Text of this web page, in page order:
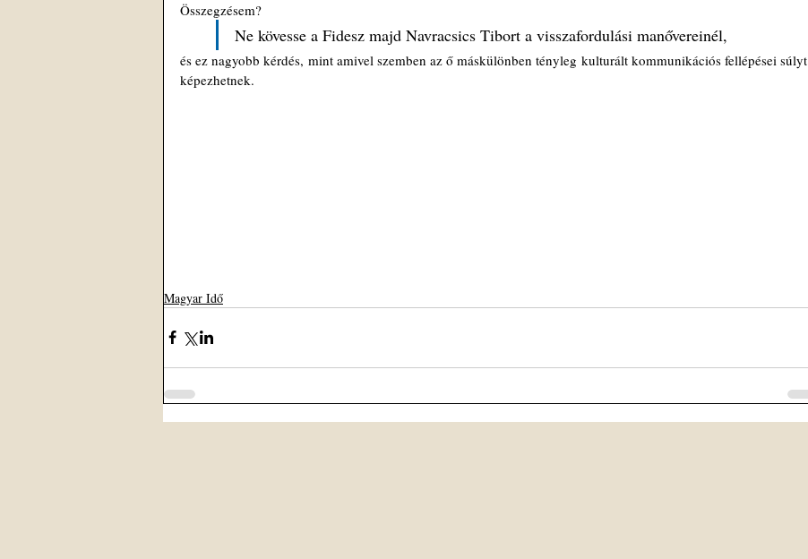
Összegzésem?
Ne kövesse a Fidesz majd Navracsics Tibort a visszafordulási manővereinél,
és ez nagyobb kérdés, mint amivel szemben az ő máskülönben tényleg kulturált kommunikációs fellépései súlyt
képezhetnek.
Magyar Idő